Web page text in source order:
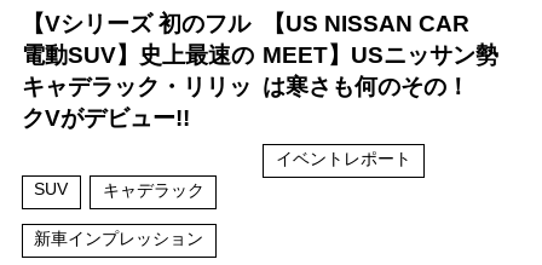
【Vシリーズ 初のフル
電動SUV】史上最速の
キャデラック・リリッ
クVがデビュー!!
SUV キャデラック
新車インプレッション
【US NISSAN CAR
MEET】USニッサン勢
は寒さも何のその！
イベントレポート